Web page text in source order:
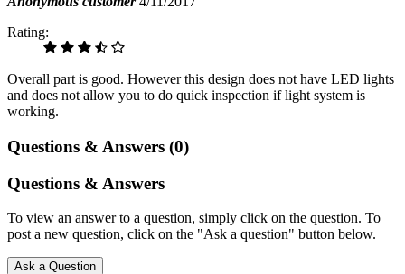
Rating:
Overall part is good. However this design does not have LED lights
and does not allow you to do quick inspection if light system is
working.
Questions & Answers (0)
Questions & Answers
To view an answer to a question, simply click on the question. To
post a new question, click on the "Ask a question" button below.
Ask a Question